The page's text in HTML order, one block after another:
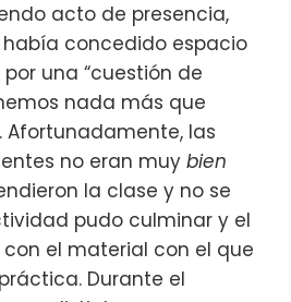
acto de presencia,
concedido espacio
una “cuestión de
nada más que
Afortunadamente, las
no eran muy bien
la clase y no se
pudo culminar y el
el material con el que
Durante el